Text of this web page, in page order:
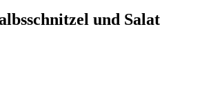
und Salat